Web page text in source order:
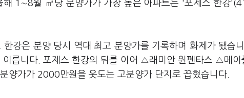
1∼8월 ㎡당 분양가가 가장 높은 아파트는 '포제스 한강
강은 분양 당시 역대 최고 분양가를 기록하며 화제가 됐습
릅니다. 포제스 한강의 뒤를 이어 △래미안 원펜타스 △메이
가가 2000만원을 웃도는 고분양가 단지로 꼽혔습니다.